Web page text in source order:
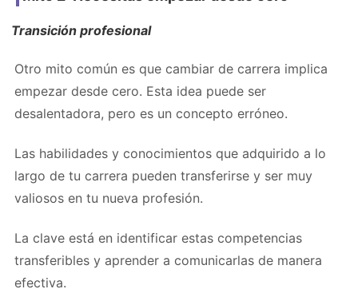
Transición profesional
Otro mito común es que cambiar de carrera implica
empezar desde cero. Esta idea puede ser
desalentadora, pero es un concepto erróneo.
Las habilidades y conocimientos que adquirido a lo
largo de tu carrera pueden transferirse y ser muy
valiosos en tu nueva profesión.
La clave está en identificar estas competencias
transferibles y aprender a comunicarlas de manera
efectiva.